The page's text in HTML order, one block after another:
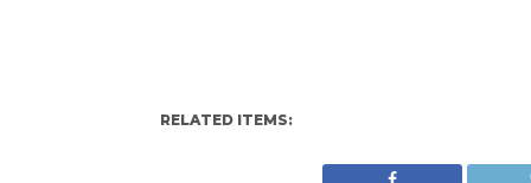
RELATED ITEMS: